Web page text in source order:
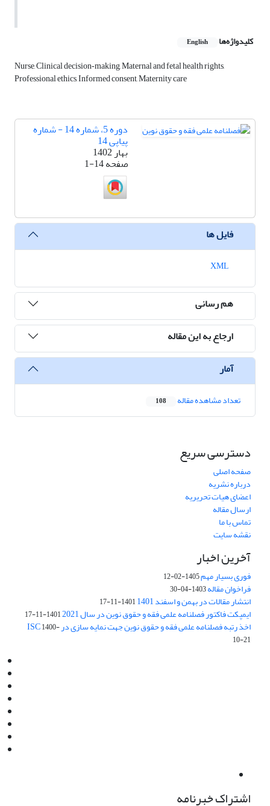
کلیدواژه‌ها English
Nurse, Clinical decision‑making, Maternal and fetal health rights,
Professional ethics, Informed consent, Maternity care
دوره 5، شماره 14 - شماره
پیاپی 14
بهار 1402
صفحه1-14
فایل ها
هم رسانی
ارجاع به این مقاله
آمار
تعداد مشاهده مقاله 108
دسترسی سریع
صفحه اصلی
درباره نشریه
اعضای هیات تحریریه
ارسال مقاله
تماس با ما
نقشه سایت
آخرین اخبار
فوری بسیار مهم1405-02-12
فراخوان مقاله1403-04-30
انتشار مقالات در بهمن و اسفند 1401 1401-11-17
ایمپکت فاکتور فصلنامه علمی فقه و حقوق نوین در سال 2021 1401-11-17
اخذ رتبه فصلنامه علمی فقه و حقوق نوین جهت نمایه سازی در ISC1400-
10-21
اشتراک خبرنامه